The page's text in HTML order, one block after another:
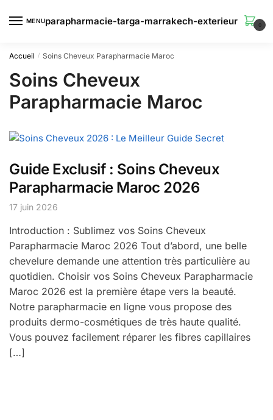
MENU
0
Accueil / Soins Cheveux Parapharmacie Maroc
Soins Cheveux
Parapharmacie Maroc
Guide Exclusif : Soins Cheveux
Parapharmacie Maroc 2026
17 juin 2026
Introduction : Sublimez vos Soins Cheveux
Parapharmacie Maroc 2026 Tout d’abord, une belle
chevelure demande une attention très particulière au
quotidien. Choisir vos Soins Cheveux Parapharmacie
Maroc 2026 est la première étape vers la beauté.
Notre parapharmacie en ligne vous propose des
produits dermo-cosmétiques de très haute qualité.
Vous pouvez facilement réparer les fibres capillaires
[…]